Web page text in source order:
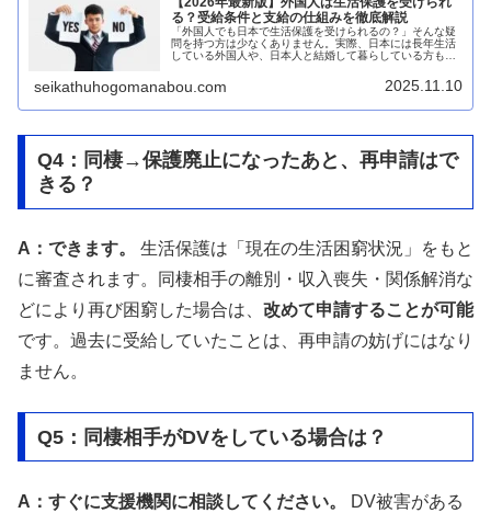
る？受給条件と支給の仕組みを徹底解説
「外国人でも日本で生活保護を受けられるの？」そんな疑
問を持つ方は少なくありません。実際、日本には長年生活
している外国人や、日本人と結婚して暮らしている方も多
seikathuhogomanabou.com 2025.11.10
Q4：同棲→保護廃止になったあと、再申請はで
きる？
A：できます。
生活保護は「現在の生活困窮状況」をもと
に審査されます。同棲相手の離別・収入喪失・関係解消な
どにより再び困窮した場合は、 改めて申請することが可能
です。過去に受給していたことは、再申請の妨げにはなり
ません。
Q5：同棲相手がDVをしている場合は？
A：すぐに支援機関に相談してください。
DV被害がある